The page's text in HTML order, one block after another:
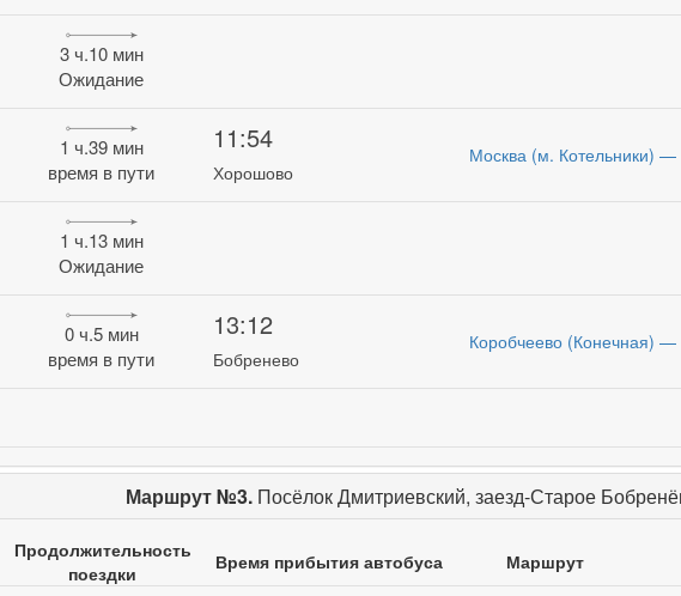
3 ч.10 мин
Ожидание
1 ч.39 мин
время в пути
11:54
Хорошово
Москва (м. Котельники)
1 ч.13 мин
Ожидание
0 ч.5 мин
время в пути
13:12
Бобренево
Коробчеево (Конечная)
Маршрут №3. Посёлок Дмитриевский, заезд-Старое
Продолжительность
поездки
Время прибытия автобуса Маршрут